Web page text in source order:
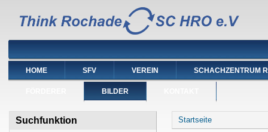
HOME SFV VEREIN SCHACHZENTRUM
BILDER
Suchfunktion Sie sind hier
Startseite